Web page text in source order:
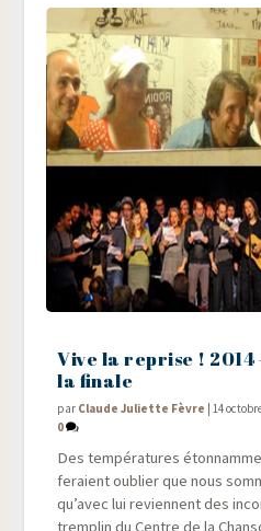
Vive la reprise ! 2014
la finale
par Claude Juliette Fèvre | 14
0
Des tem­pé­ra­tures
feraient oublier que nous
qu’avec lui reviennent des
trem­plin du Centre de la